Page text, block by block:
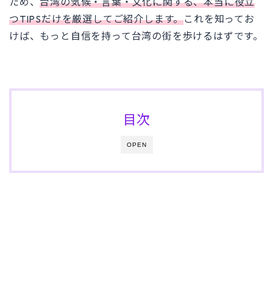
つTIPSだけを厳選してご紹介します。これを知ってお
けば、もっと自信を持って台湾の街を歩けるはずです。
OPEN
目次